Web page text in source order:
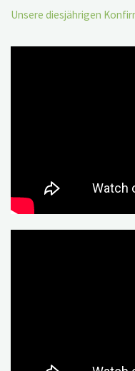
Unsere diesjährigen